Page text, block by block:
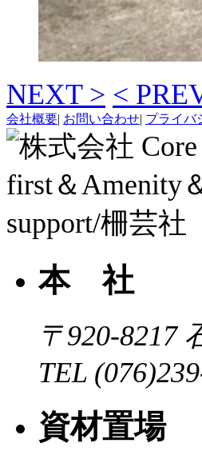
NEXT > <
会社概要| お問い合わせ| プライバ
本 社
〒920-8217
TEL
資材置場